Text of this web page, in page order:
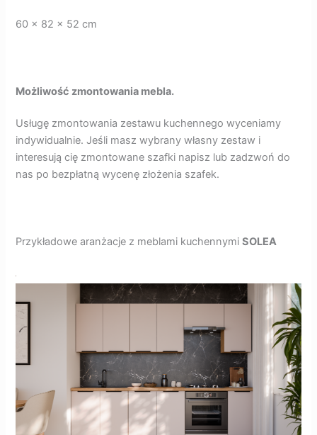
60 x 82 x 52 cm
Możliwość zmontowania mebla.
Usługę zmontowania zestawu kuchennego wyceniamy
indywidualnie. Jeśli masz wybrany własny zestaw i
interesują cię zmontowane szafki napisz lub zadzwoń do
nas po bezpłatną wycenę złożenia szafek.
Przykładowe aranżacje z meblami kuchennymiSOLEA